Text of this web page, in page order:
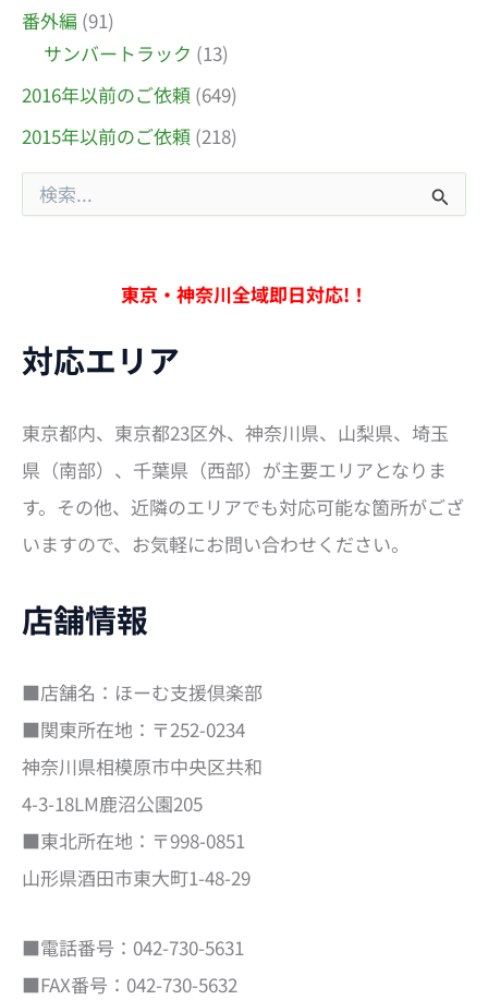
番外編 (91)
サンバートラック (13)
2016年以前のご依頼 (649)
2015年以前のご依頼 (218)
索
東京・神奈川全域即日対応!！
対応エリア
東京都内、東京都23区外、神奈川県、山梨県、埼玉
県（南部）、千葉県（西部）が主要エリアとなりま
す。その他、近隣のエリアでも対応可能な箇所がござ
いますので、お気軽にお問い合わせください。
店舗情報
■店舗名：ほーむ支援倶楽部
■関東所在地：〒252-0234
神奈川県相模原市中央区共和
4-3-18LM鹿沼公園205
■東北所在地：〒998-0851
山形県酒田市東大町1-48-29
■電話番号：042-730-5631
■FAX番号：042-730-5632